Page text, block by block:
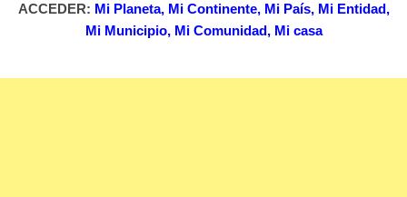
ACCEDER: Mi Planeta, Mi Continente, Mi País, Mi Entidad,
Mi Municipio, Mi Comunidad, Mi casa